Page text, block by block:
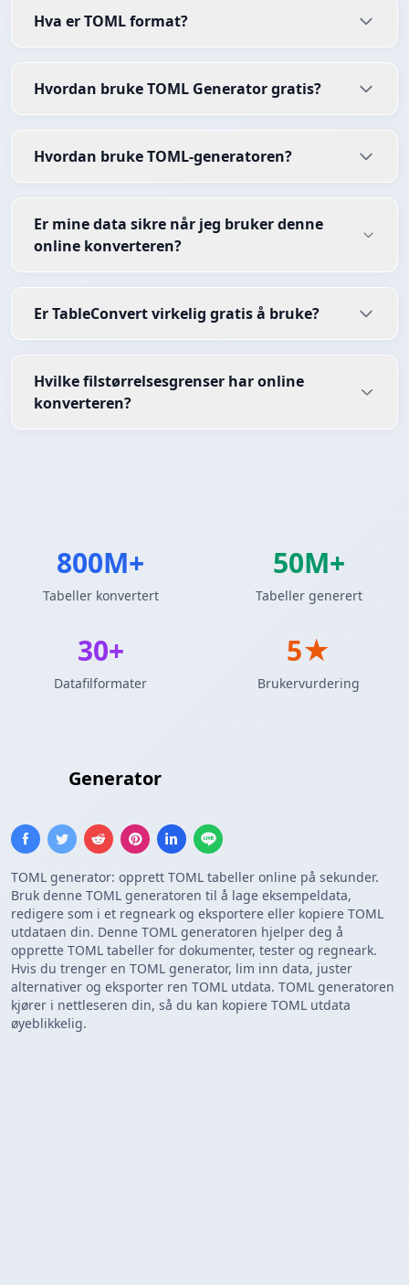
Generator
TOML generator: opprett TOML tabeller online på sekunder.
Bruk denne TOML generatoren til å lage eksempeldata,
redigere som i et regneark og eksportere eller kopiere TOML
utdataen din. Denne TOML generatoren hjelper deg å
opprette TOML tabeller for dokumenter, tester og regneark.
Hvis du trenger en TOML generator, lim inn data, juster
alternativer og eksporter ren TOML utdata. TOML generatoren
kjører i nettleseren din, så du kan kopiere TOML utdata
øyeblikkelig.
Hva er TOML format?
Hvordan bruke TOML Generator gratis?
Hvordan bruke TOML-generatoren?
Er mine data sikre når jeg bruker denne
online konverteren?
Er TableConvert virkelig gratis å bruke?
Hvilke filstørrelsesgrenser har online
konverteren?
800M+
Tabeller konvertert
50M+
Tabeller generert
30+
Datafilformater
5★
Brukervurdering